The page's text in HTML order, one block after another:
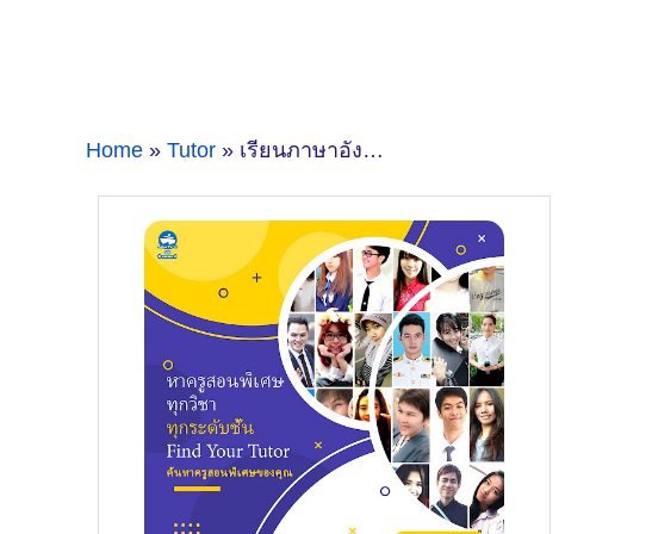
Home » Tutor » เรียนภาษาอังกฤษที่ซอยวัดตาขันครูสอนพิเศษคนไหนดี